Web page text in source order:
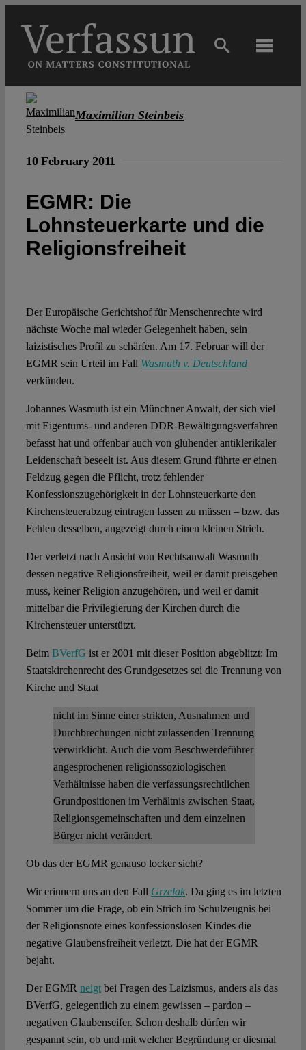
content
Main
Open Access
Spotlight
Maximilian Steinbeis
10 February 2011
EGMR: Die
Lohnsteuerkarte und die
Religionsfreiheit
Der Europäische Gerichtshof für Menschenrechte wird
nächste Woche mal wieder Gelegenheit haben, sein
laizistisches Profil zu schärfen. Am 17. Februar will der
EGMR sein Urteil im Fall Wasmuth v. Deutschland
verkünden.
Johannes Wasmuth ist ein Münchner Anwalt, der sich viel
mit Eigentums- und anderen DDR-Bewältigungsverfahren
befasst hat und offenbar auch von glühender antiklerikaler
Leidenschaft beseelt ist. Aus diesem Grund führte er einen
Feldzug gegen die Pflicht, trotz fehlender
Konfessionszugehörigkeit in der Lohnsteuerkarte den
Kirchensteuerabzug eintragen lassen zu müssen – bzw. das
Fehlen desselben, angezeigt durch einen kleinen Strich.
Der verletzt nach Ansicht von Rechtsanwalt Wasmuth
dessen negative Religionsfreiheit, weil er damit preisgeben
muss, keiner Religion anzugehören, und weil er damit
mittelbar die Privilegierung der Kirchen durch die
Kirchensteuer unterstützt.
Beim BVerfG ist er 2001 mit dieser Position abgeblitzt: Im
Staatskirchenrecht des Grundgesetzes sei die Trennung von
Kirche und Staat
nicht im Sinne einer strikten, Ausnahmen und
Durchbrechungen nicht zulassenden Trennung
verwirklicht. Auch die vom Beschwerdeführer
angesprochenen religionssoziologischen
Verhältnisse haben die verfassungsrechtlichen
Grundpositionen im Verhältnis zwischen Staat,
Religionsgemeinschaften und dem einzelnen
Bürger nicht verändert.
Ob das der EGMR genauso locker sieht?
Wir erinnern uns an den Fall Grzelak. Da ging es im letzten
Sommer um die Frage, ob ein Strich im Schulzeugnis bei
der Religionsnote eines konfessionslosen Kindes die
negative Glaubensfreiheit verletzt. Die hat der EGMR
bejaht.
Der EGMR neigtbei Fragen des Laizismus, anders als das
BVerfG, gelegentlich zu einem gewissen – pardon –
negativen Glaubenseifer. Schon deshalb dürfen wir
gespannt sein, ob und mit welcher Begründung er diesmal